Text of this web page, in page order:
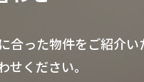
った物件をご紹介い
せください。